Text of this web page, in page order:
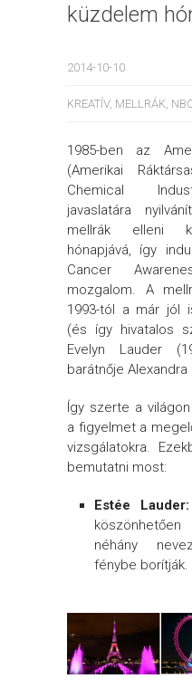
küzdelem
2014-10-10
KREATÍV, MELLRÁK
1985-ben az
(Amerikai
Chemical
javaslatára
mellrák elleni
hónapjává, így
Cancer
mozgalom. A
1993-tól a már jól
(és így hivatalos
Evelyn Lauder
barátnője
Így szerte a
a figyelmet a
vizsgálatokra.
bemutatni most:
Estée Lauder:
néhány
fénybe borítják.